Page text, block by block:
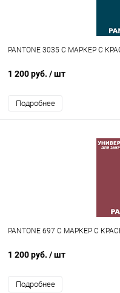
PANTONE 3035 C МАРКЕР С
1 200 руб. / шт
Подробнее
PANTONE 697 C МАРКЕР С
1 200 руб. / шт
Подробнее